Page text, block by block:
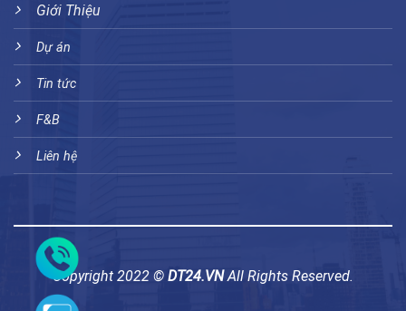
Giới Thiệu
Dự án
Tin tức
F&B
Liên hệ
Copyright 2022 © DT24.VNAll Rights Reserved.